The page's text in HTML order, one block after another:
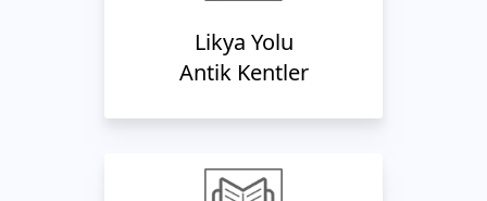
Likya Yolu
Antik Kentler